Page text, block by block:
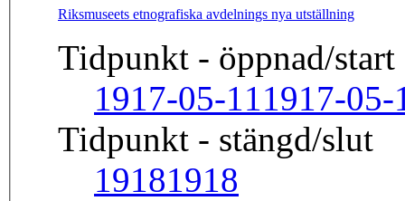
Riksmuseets etnografiska avdelnings nya utställning
Tidpunkt - öppnad/start
1917-05-111917-05-
Tidpunkt - stängd/slut
19181918